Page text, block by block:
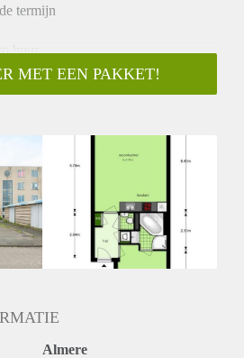
termijn
huur
Ja
Afhankelijk van de Eigenaar
MET EEN PAKKET!
Almere